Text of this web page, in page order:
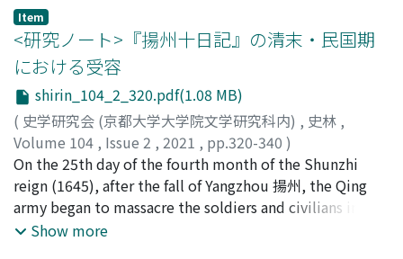
世期以降の鎌倉後期、治天が務や年預の補任、相伝を改変
することで官司運営に介入するようになった。それを官司
領の復興などを目指す朝廷徳政としての諸司興行の一環と
捉えることが可能である。諸司興行は南北朝期以後も存在
し、戦乱の十四世紀中頃をピークに治天が拡大させる形で
運用した結果、勅裁による官司諸職の個別的改変は多発
し、官司制度に大きく影響を与えた。一部の官司では「務
―年預」体制が分断され、務や年預の内実も特定の官司領
へと一円化・同質化した。こうした細分化、錯綜した官司
諸職の知行関係は応安年間の諸司興行の公的停止により定
着し、室町期に継承されていく。
Item
<研究ノート>『揚州十日記』の清末・民国期
における受容
shirin_104_2_320.pdf(1.08 MB)
( 史学研究会 (京都大学大学院文学研究科内) , 史林 ,
Volume 104 , Issue 2 , 2021 , pp.320-340 )
尹, 敏志;YIN, Minzhi
On the 25th day of the fourth month of the Shunzhi
reign (1645), after the fall of Yangzhou 揚州, the Qing
army began to massacre the soldiers and civilians in the
city, and the slaughter lasted until May 5. This incident,
Show more